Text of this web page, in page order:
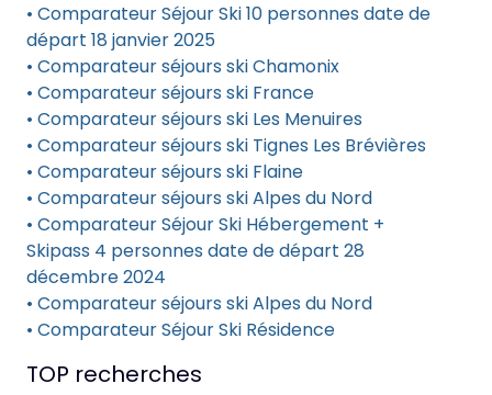
• Comparateur Séjour Ski 10 personnes date de
départ 18 janvier 2025
• Comparateur séjours ski Chamonix
• Comparateur séjours ski France
• Comparateur séjours ski Les Menuires
• Comparateur séjours ski Tignes Les Brévières
• Comparateur séjours ski Flaine
• Comparateur séjours ski Alpes du Nord
• Comparateur Séjour Ski Hébergement +
Skipass 4 personnes date de départ 28
décembre 2024
• Comparateur séjours ski Alpes du Nord
• Comparateur Séjour Ski Résidence
TOP recherches